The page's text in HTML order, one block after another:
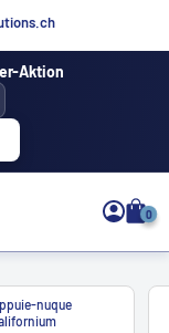
Aktion
0
nuque